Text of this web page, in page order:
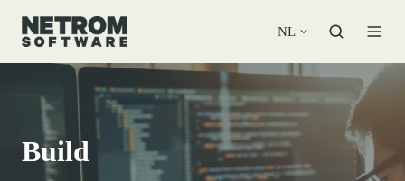
NL
Build